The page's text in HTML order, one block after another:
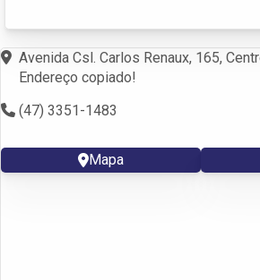
Avenida Csl. Carlos Renaux, 165,
Endereço copiado!
(47) 3351-1483
Mapa